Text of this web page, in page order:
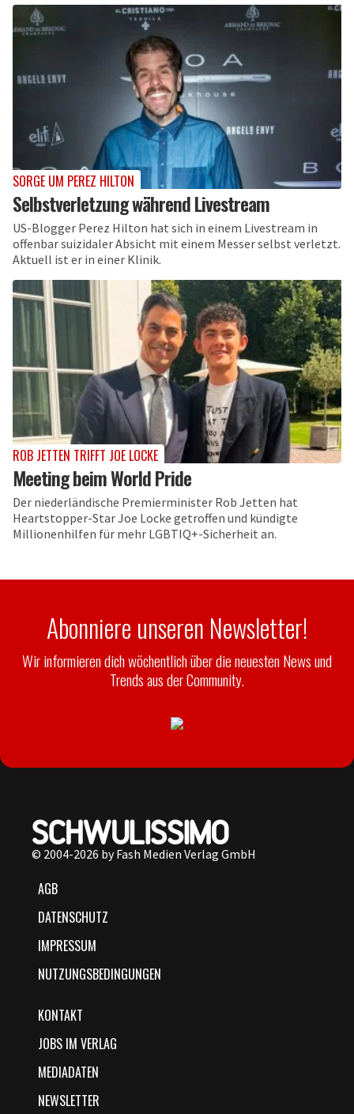
SORGE UM PEREZ HILTON
Selbstverletzung während Livestream
US-Blogger Perez Hilton hat sich in einem Livestream in
offenbar suizidaler Absicht mit einem Messer selbst verletzt.
Aktuell ist er in einer Klinik.
ROB JETTEN TRIFFT JOE LOCKE
Meeting beim World Pride
Der niederländische Premierminister Rob Jetten hat
Heartstopper-Star Joe Locke getroffen und kündigte
Millionenhilfen für mehr LGBTIQ+-Sicherheit an.
Abonniere unseren Newsletter!
Wir informieren dich wöchentlich über die neuesten News und
Trends aus der Community.
© 2004-2026 by Fash Medien Verlag GmbH
AGB
DATENSCHUTZ
IMPRESSUM
NUTZUNGSBEDINGUNGEN
KONTAKT
JOBS IM VERLAG
MEDIADATEN
NEWSLETTER